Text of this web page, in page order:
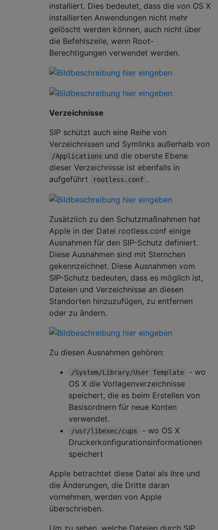
installiert. Dies bedeutet, dass die von OS X
installierten Anwendungen nicht mehr
gelöscht werden können, auch nicht über
die Befehlszeile, wenn Root-
Berechtigungen verwendet werden.
Verzeichnisse
SIP schützt auch eine Reihe von
Verzeichnissen und Symlinks außerhalb von
/Applications und die oberste Ebene
dieser Verzeichnisse ist ebenfalls in
aufgeführt
rootless.conf .
Zusätzlich zu den Schutzmaßnahmen hat
Apple in der Datei rootless.conf einige
Ausnahmen für den SIP-Schutz definiert.
Diese Ausnahmen sind mit Sternchen
gekennzeichnet. Diese Ausnahmen vom
SIP-Schutz bedeuten, dass es möglich ist,
Dateien und Verzeichnisse an diesen
Standorten hinzuzufügen, zu entfernen
oder zu ändern.
Zu diesen Ausnahmen gehören:
/System/Library/User Template
- wo
OS X die Vorlagenverzeichnisse
speichert, die es beim Erstellen von
Basisordnern für neue Konten
verwendet.
/usr/libexec/cups
- wo OS X
Druckerkonfigurationsinformationen
speichert
Apple betrachtet diese Datei als ihre und
die Änderungen, die Dritte daran
vornehmen, werden von Apple
überschrieben.